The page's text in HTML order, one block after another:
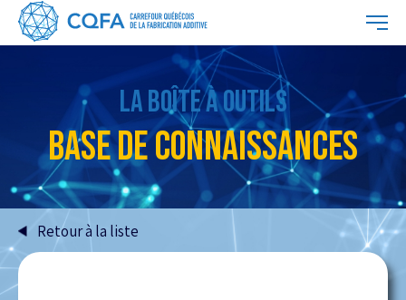
BASE DE CONNAISSANCES
LA BOÎTE À OUTILS
Retour à la liste